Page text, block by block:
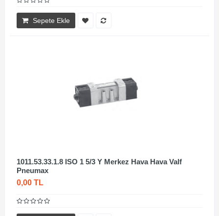
Sepete Ekle
1011.53.33.1.8 ISO 1 5/3 Y Merkez Hava Hava Valf
Pneumax
0,00 TL